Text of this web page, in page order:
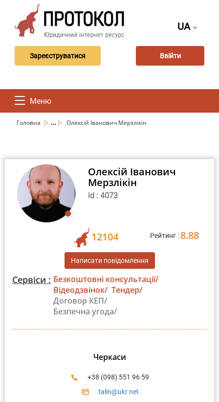
UA
Зареєструватися Ввійти
Меню
Головна ... Олексій Іванович Мерзлікін
Олексій Іванович
Мерзлікін
id : 4073
12104 Рейтинг : 8.88
Написати повідомлення
Сервіси : Безкоштовні консультації/
Відеодзвінок/ Тендер/
Договор КЕП/
Безпечна угода/
Черкаси
+38 (098) 551 96 59
talin@ukr.net